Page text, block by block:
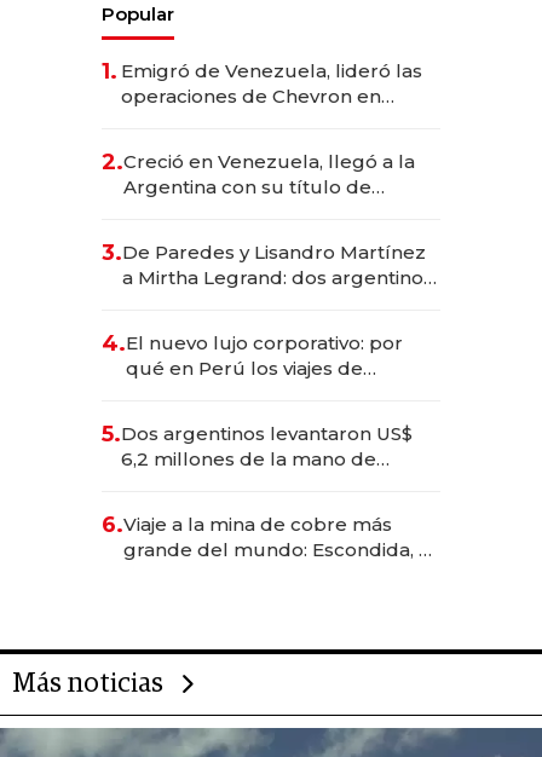
Popular
1. Emigró de Venezuela, lideró las
operaciones de Chevron en
2.Creció en Venezuela, llegó a la
Argentina con su título de
las marcas "fast premium"
3.De Paredes y Lisandro Martínez
a Mirtha Legrand: dos argentinos
4.El nuevo lujo corporativo: por
qué en Perú los viajes de
para convertirse en experiencias
transformadoras
5.Dos argentinos levantaron US$
6,2 millones de la mano de
6.Viaje a la mina de cobre más
grande del mundo: Escondida, el
Más noticias